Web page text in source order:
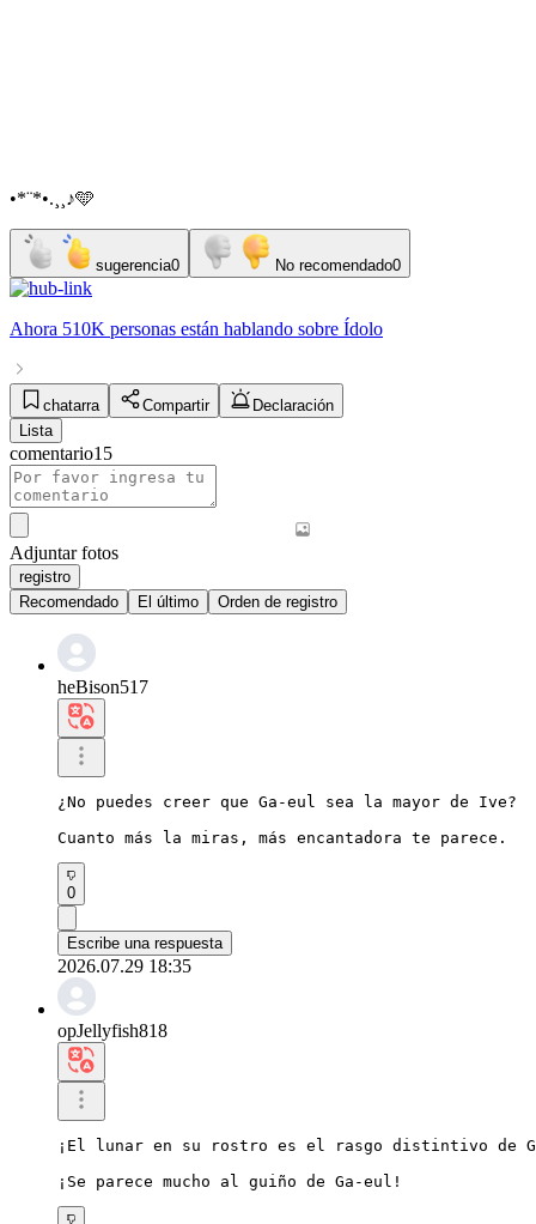
•*¨*•.¸¸♪🩵
sugerencia0 No recomendado0
Ahora 510K personas están hablando sobre Ídolo
chatarra Compartir
Declaración
Lista
comentario15
Adjuntar fotos
registro
Recomendado
El último Orden de registro
heBison517
¿No puedes creer que Ga-eul sea la mayor de Ive?
Cuanto más la miras, más encantadora te parece.
0
Escribe una respuesta
2026.07.29 18:35
opJellyfish818
¡El lunar en su rostro es el rasgo distintivo de
¡Se parece mucho al guiño de Ga-eul!